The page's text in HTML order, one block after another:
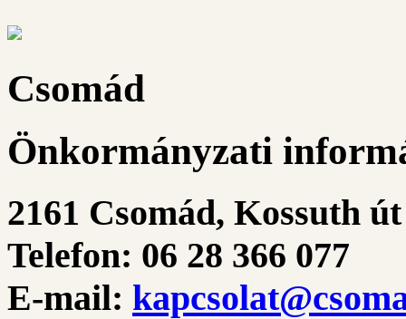
Csomád
Önkormányzati
2161 Csomád, Kossuth
Telefon: 06 28 366 077
E-mail: